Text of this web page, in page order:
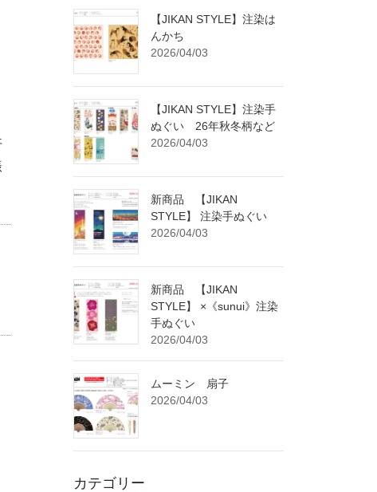
【JIKAN STYLE】注染は
んかち
2026/04/03
【JIKAN STYLE】注染手
ぬぐい 26年秋冬柄など
2026/04/03
新商品 【JIKAN
STYLE】 注染手ぬぐい
2026/04/03
新商品 【JIKAN
STYLE】 ×《sunui》注染
手ぬぐい
2026/04/03
ムーミン 扇子
2026/04/03
カテゴリー